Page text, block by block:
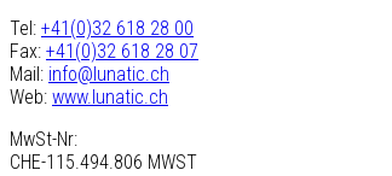
Tel: +41(0)32 618 28 00
Fax: +41(0)32 618 28 07
Mail: info@lunatic.ch
Web: www.lunatic.ch
MwSt-Nr:
CHE-115.494.806 MWST